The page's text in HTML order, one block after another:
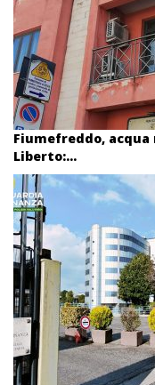
Fiumefreddo,
Liberto:...